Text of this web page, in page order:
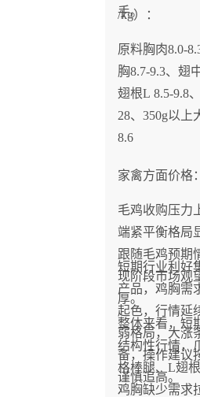
手。
/kg）：
原料胸肉8.0-
胸8.7-9.3、翅
翅根L 8.5-9.8
28、350g以上
8.6
家禽方面价格：
毛鸡收购压力
端紧平衡格局
跟随毛鸡预期
现阶段市场观
厚。
短期行业利好
产品，鸡胸需
起色，行情延
弱格局，大涨
备，操作建议
谨慎追高。
整体来看，短
结构性行情，
格棒腿、L翅
鸡胸缺少需求